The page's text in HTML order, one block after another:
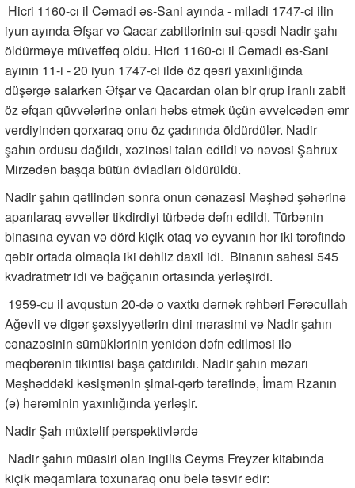
Hicri 1160-cı il Cəmadi əs-Sani ayında - miladi 1747-ci ilin
iyun ayında Əfşar və Qacar ​​zabitlərinin sui-qəsdi Nadir şahı
öldürməyə müvəffəq oldu. Hicri 1160-cı il Cəmadi əs-Sani
ayının 11-i - 20 iyun 1747-ci ildə öz qəsri yaxınlığında
düşərgə salarkən Əfşar və Qacardan olan bir qrup iranlı zabit
öz əfqan qüvvələrinə onları həbs etmək üçün əvvəlcədən əmr
verdiyindən qorxaraq onu öz çadırında öldürdülər. Nadir
şahın ordusu dağıldı, xəzinəsi talan edildi və nəvəsi Şahrux
Mirzədən başqa bütün övladları öldürüldü.
Nadir şahın qətlindən sonra onun cənazəsi Məşhəd şəhərinə
aparılaraq əvvəllər tikdirdiyi türbədə dəfn edildi. Türbənin
binasına eyvan və dörd kiçik otaq və eyvanın hər iki tərəfində
qəbir ortada olmaqla iki dəhliz daxil idi. Binanın sahəsi 545
kvadratmetr idi və bağçanın ortasında yerləşirdi.
1959-cu il avqustun 20-də o vaxtkı dərnək rəhbəri Fərəcullah
Ağevli və digər şəxsiyyətlərin dini mərasimi və Nadir şahın
cənazəsinin sümüklərinin yenidən dəfn edilməsi ilə
məqbərənin tikintisi başa çatdırıldı. Nadir şahın məzarı
Məşhəddəki kəsişmənin şimal-qərb tərəfində, İmam Rzanın
(ə) hərəminin yaxınlığında yerləşir.
Nadir Şah müxtəlif perspektivlərdə
Nadir şahın müasiri olan ingilis Ceyms Freyzer kitabında
kiçik məqamlara toxunaraq onu belə təsvir edir: